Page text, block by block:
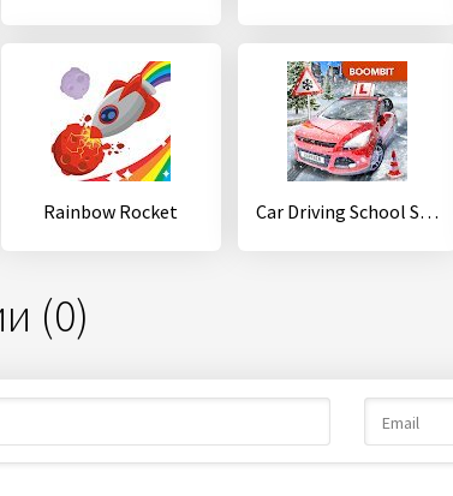
Rainbow Rocket Car Driving School Simulator
(0)